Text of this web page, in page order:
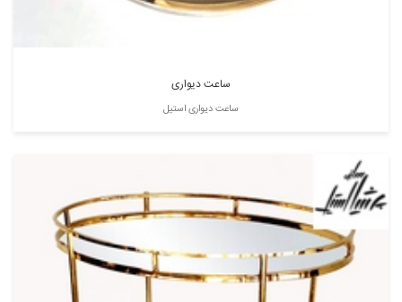
ساعت دیواری
ساعت دیواری استیل